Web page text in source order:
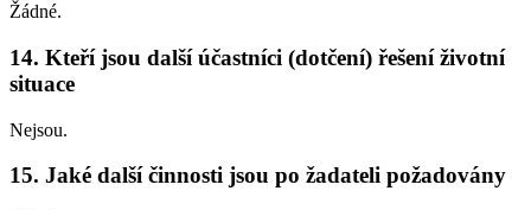
Žádné.
14. Kteří jsou další účastníci (dotčení) řešení životní
situace
Nejsou.
15. Jaké další činnosti jsou po žadateli požadovány